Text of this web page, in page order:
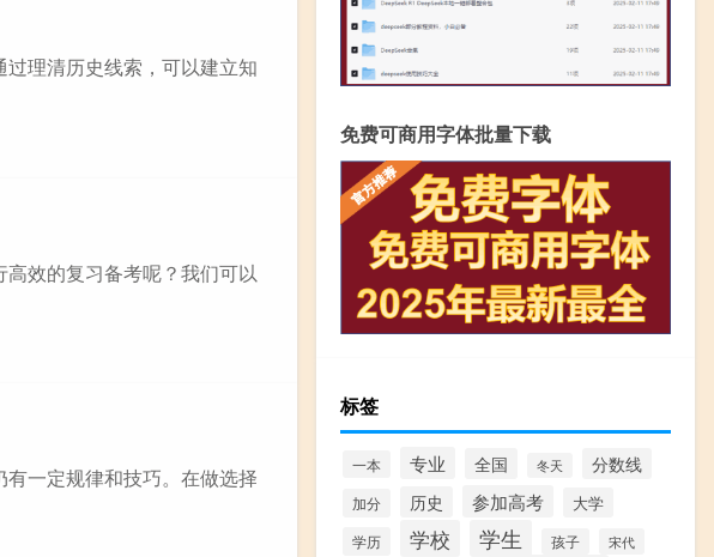
理清历史线索，可以建立知
效的复习备考呢？我们可以
一定规律和技巧。在做选择
免费可商用字体批量下载
标签
一本 专业 全国 冬天 分数线
加分 历史 参加高考 大学
学历 学校 学生 孩子 宋代